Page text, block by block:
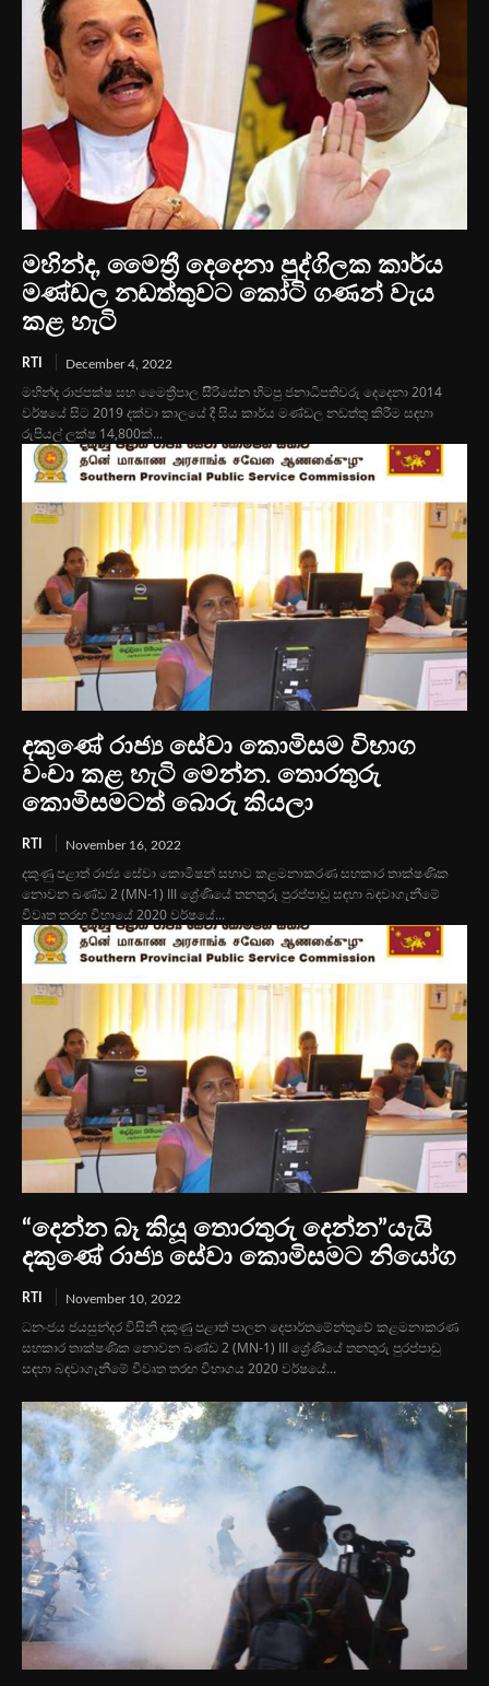
මහින්ද, මෛත්‍රී දෙදෙනා පුද්ගිලක කාර්ය
මණ්ඩල නඩත්තුවට කෝටි ගණන් වැය
කළ හැටි
RTI December 4, 2022
මහින්ද රාජපක්ෂ සහ මෛත්‍රීපාල සිිරිසේන හිටපු ජනාධිපතිවරු දෙදෙනා 2014
වර්ෂයේ සිට 2019 දක්වා කාලයේ දී සිය කාර්ය මණ්ඩල නඩත්තු කිරීම සඳහා
රුපියල් ලක්ෂ 14,800ක්...
දකුණේ රාජ්‍ය සේවා කොමිසම විභාග
වංචා කළ හැටි මෙන්න. තොරතුරු
කොමිසමටත් බොරු කියලා
RTI November 16, 2022
දකුණු පළාත් රාජ්‍ය සේවා කොමිෂන් සභාව කළමනාකරණ සහකාර තාක්ෂණික
නොවන ඛණ්ඩ 2 (MN-1) III ශ්‍රේණියේ තනතුරු පුරප්පාඩු සඳහා බඳවාගැනීමේ
විවෘත තරඟ විභායේ 2020 වර්ෂයේ...
“දෙන්න බෑ කියූ තොරතුරු දෙන්න”යැයි
දකුණේ රාජ්‍ය සේවා කොමිසමට නියෝග
RTI November 10, 2022
ධනංජය ජයසුන්දර විසිනි දකුණු පළාත් පාලන දෙපාර්තමේන්තුවේ කළමනාකරණ
සහකාර තාක්ෂණික නොවන ඛණ්ඩ 2 (MN-1) III ශ්‍රේණියේ තනතුරු පුරප්පාඩු
සඳහා බඳවාගැනීමේ විවෘත තරඟ විභාගය 2020 වර්ෂයේ...